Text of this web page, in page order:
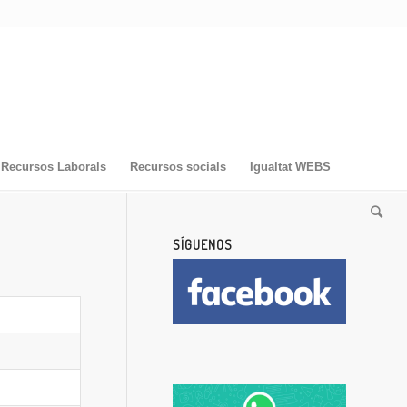
Recursos Laborals Recursos socials Igualtat WEBS
SÍGUENOS